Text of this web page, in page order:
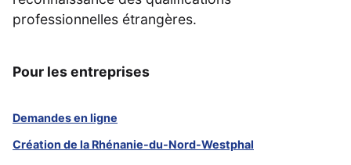
professionnelles étrangères.
Pour les entreprises
Demandes en ligne
Création de la Rhénanie-du-Nord-Westphal